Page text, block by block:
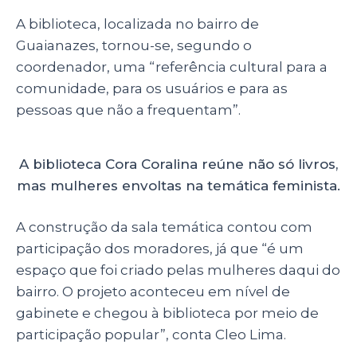
A biblioteca, localizada no bairro de
Guaianazes, tornou-se, segundo o
coordenador, uma “referência cultural para a
comunidade, para os usuários e para as
pessoas que não a frequentam”.
A biblioteca Cora Coralina reúne não só livros,
mas mulheres envoltas na temática feminista.
A construção da sala temática contou com
participação dos moradores, já que “é um
espaço que foi criado pelas mulheres daqui do
bairro. O projeto aconteceu em nível de
gabinete e chegou à biblioteca por meio de
participação popular”, conta Cleo Lima.